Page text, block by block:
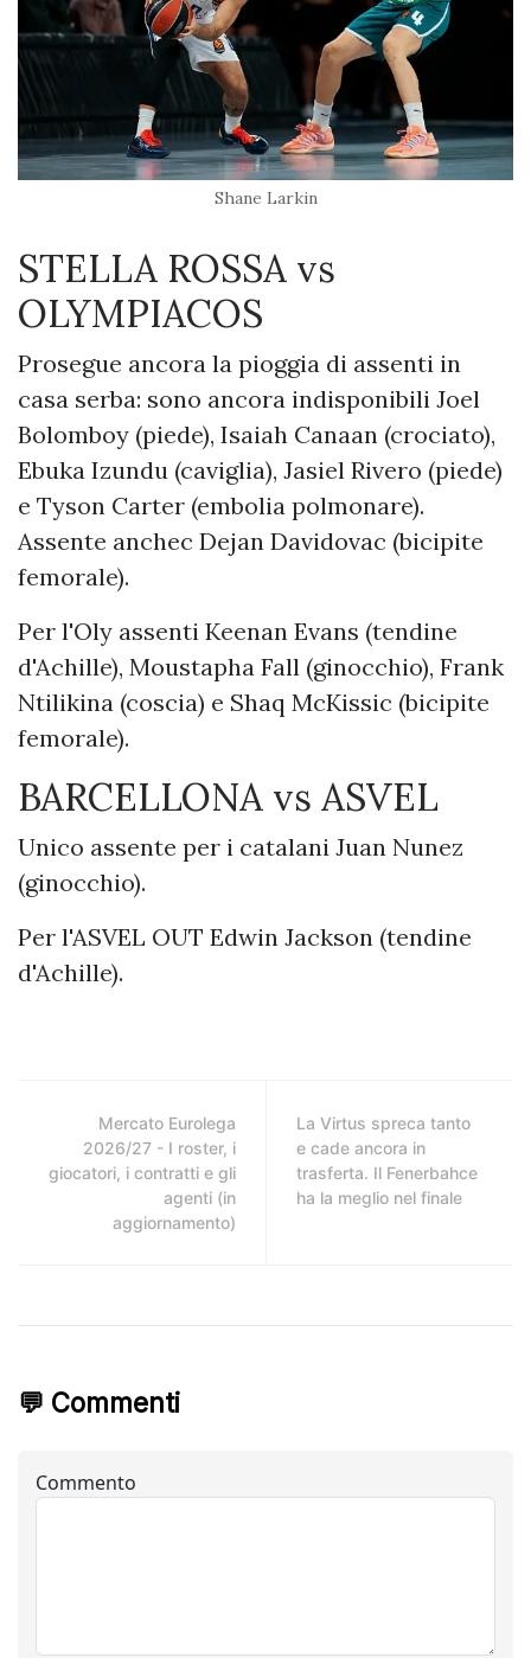
Shane Larkin
STELLA ROSSA vs
OLYMPIACOS
Prosegue ancora la pioggia di assenti in
casa serba: sono ancora indisponibili Joel
Bolomboy (piede), Isaiah Canaan (crociato),
Ebuka Izundu (caviglia), Jasiel Rivero (piede)
e Tyson Carter (embolia polmonare).
Assente anchec Dejan Davidovac (bicipite
femorale).
Per l'Oly assenti Keenan Evans (tendine
d'Achille), Moustapha Fall (ginocchio), Frank
Ntilikina (coscia) e Shaq McKissic (bicipite
femorale).
BARCELLONA vs ASVEL
Unico assente per i catalani Juan Nunez
(ginocchio).
Per l'ASVEL OUT Edwin Jackson (tendine
d'Achille).
Mercato Eurolega
2026/27 - I roster, i
giocatori, i contratti e gli
agenti (in
aggiornamento)
La Virtus spreca tanto
e cade ancora in
trasferta. Il Fenerbahce
ha la meglio nel finale
💬 Commenti